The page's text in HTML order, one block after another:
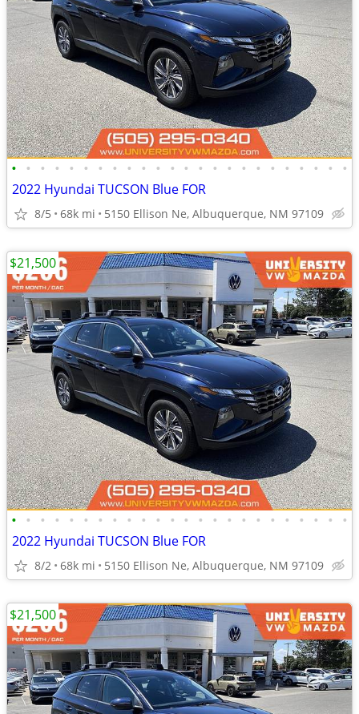
• • • • • • • • • • • • • • • • • • • • • • • •
2022 Hyundai TUCSON Blue FOR
8/5 68k mi 5150 Ellison Ne, Albuquerque, NM 97109
• • • • • • • • • • • • • • • • • • • • • • • •
2022 Hyundai TUCSON Blue FOR
8/2 68k mi 5150 Ellison Ne, Albuquerque, NM 97109
$21,500
$21,500